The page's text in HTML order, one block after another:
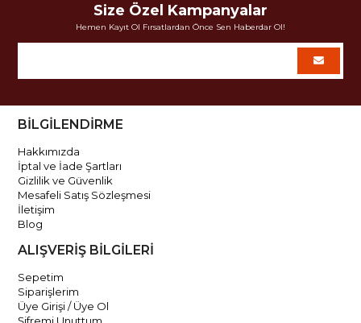
Size Özel Kampanyalar
Hemen Kayıt Ol Fırsatlardan Önce Sen Haberdar Ol!
BİLGİLENDİRME
Hakkımızda
İptal ve İade Şartları
Gizlilik ve Güvenlik
Mesafeli Satış Sözleşmesi
İletişim
Blog
ALIŞVERİŞ BİLGİLERİ
Sepetim
Siparişlerim
Üye Girişi / Üye Ol
Şifremi Unuttum